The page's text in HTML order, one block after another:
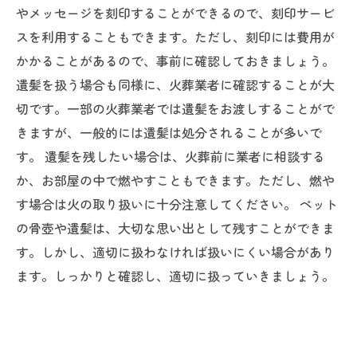
やメッセージを刻印することができるので、刻印サービ
スを利用することもできます。ただし、刻印には費用が
かかることがあるので、事前に確認しておきましょう。
遺髪を扱う場合も同様に、火葬業者に確認することが大
切です。一部の火葬業者では遺髪をお渡しすることがで
きますが、一般的には遺髪は処分されることが多いで
す。 遺髪を残したい場合は、火葬前に業者に相談する
か、お部屋の中で燃やすこともできます。ただし、燃や
す場合は火の取り扱いに十分注意してください。 ペット
の骨壺や遺髪は、大切な思い出として残すことができま
す。しかし、適切に扱わなければ扱いにくい場合があり
ます。しっかりと確認し、適切に扱っていきましょう。